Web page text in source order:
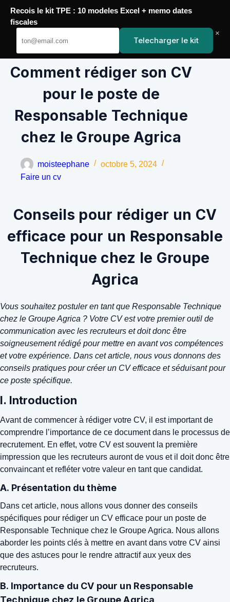
contenu
YoupiJobs
Comment rédiger son CV
pour le poste de
Responsable Technique
chez le Groupe Agrica
moisteephane
octobre 5, 2024
Faire un cv
Conseils pour rédiger un CV
efficace pour un Responsable
Technique chez le Groupe
Agrica
Vous souhaitez postuler en tant que Responsable Technique
chez le Groupe Agrica ? Votre CV est votre premier outil de
communication avec les recruteurs et doit donc être
soigneusement rédigé pour mettre en avant vos compétences
et votre expérience. Dans cet article, nous vous donnons des
conseils pratiques pour créer un CV efficace et séduisant pour
ce poste spécifique.
I. Introduction
Avant de commencer à rédiger votre CV, il est important de
comprendre l’importance de ce document dans le processus de
recrutement. En effet, votre CV est souvent la première
impression que les recruteurs auront de vous et il doit donc être
convaincant et refléter votre valeur en tant que candidat.
A. Présentation du thème
Dans cet article, nous allons vous donner des conseils
spécifiques pour rédiger un CV efficace pour un poste de
Responsable Technique chez le Groupe Agrica. Nous allons
aborder les points clés à mettre en avant dans votre CV ainsi
que des astuces pour le rendre attractif aux yeux des
recruteurs.
B. Importance du CV pour un Responsable
Technique chez le Groupe Agrica
Recois le kit TPE : 10 modeles Excel + memo dates
fiscales
Telecharger le kit
×